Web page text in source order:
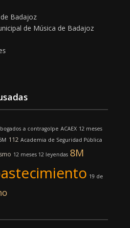
Badajoz
de Música de Badajoz
a contragolpe ACAEX 12 meses
112 Academia de Seguridad Pública
12 meses 12 leyendas 8M
19 de